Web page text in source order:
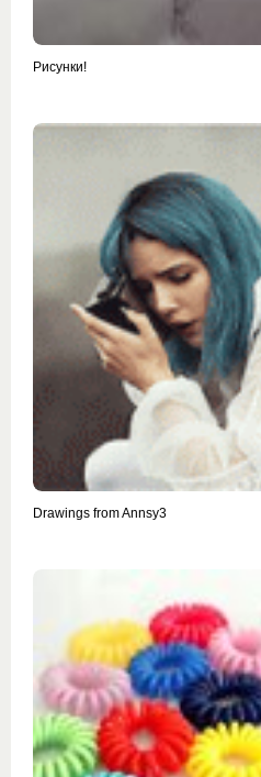
Рисунки!
Drawings from Annsy3